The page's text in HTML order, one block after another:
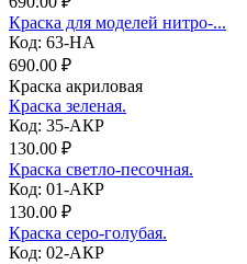
Краска для моделей нитро-...
Код: 63-НА
690.00 ₽
Краска акриловая
Краска зеленая.
Код: 35-АКР
130.00 ₽
Краска светло-песочная.
Код: 01-АКР
130.00 ₽
Краска серо-голубая.
Код: 02-АКР